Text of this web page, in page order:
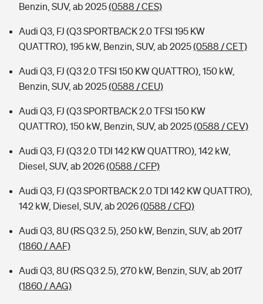
Benzin, SUV, ab 2025(0588 / CES)
Audi Q3, FJ (Q3 SPORTBACK 2.0 TFSI 195 KW
QUATTRO), 195 kW, Benzin, SUV, ab 2025(0588 / CET)
Audi Q3, FJ (Q3 2.0 TFSI 150 KW QUATTRO), 150 kW,
Benzin, SUV, ab 2025(0588 / CEU)
Audi Q3, FJ (Q3 SPORTBACK 2.0 TFSI 150 KW
QUATTRO), 150 kW, Benzin, SUV, ab 2025(0588 / CEV)
Audi Q3, FJ (Q3 2.0 TDI 142 KW QUATTRO), 142 kW,
Diesel, SUV, ab 2026(0588 / CFP)
Audi Q3, FJ (Q3 SPORTBACK 2.0 TDI 142 KW QUATTRO),
142 kW, Diesel, SUV, ab 2026(0588 / CFQ)
Audi Q3, 8U (RS Q3 2.5), 250 kW, Benzin, SUV, ab 2017
(1860 / AAF)
Audi Q3, 8U (RS Q3 2.5), 270 kW, Benzin, SUV, ab 2017
(1860 / AAG)